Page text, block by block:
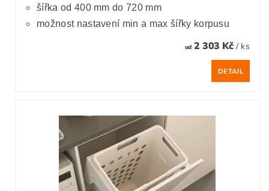
šířka od 400 mm do 720 mm
možnost nastavení min a max šířky korpusu
od2 303 Kč / ks
DETAIL